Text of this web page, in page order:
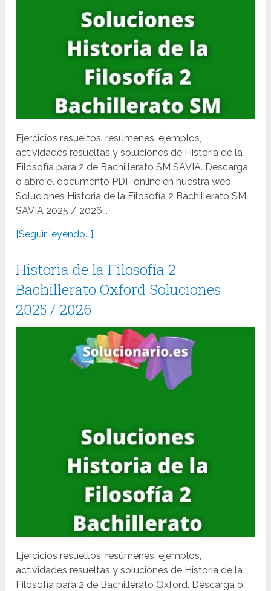
Ejercicios resueltos, resúmenes, ejemplos,
actividades resueltas y soluciones de Historia de la
Filosofía para 2 de Bachillerato SM SAVIA. Descarga
o abre el documento PDF online en nuestra web.
Soluciones Historia de la Filosofía 2 Bachillerato SM
SAVIA 2025 / 2026...
[Seguir leyendo...]
Historia de la Filosofía 2
Bachillerato Oxford Soluciones
2025 / 2026
Ejercicios resueltos, resúmenes, ejemplos,
actividades resueltas y soluciones de Historia de la
Filosofía para 2 de Bachillerato Oxford. Descarga o